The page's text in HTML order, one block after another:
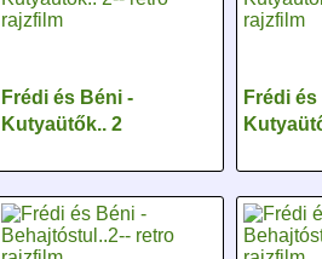
Frédi és Béni -
Kutyaütők.. 2
Frédi